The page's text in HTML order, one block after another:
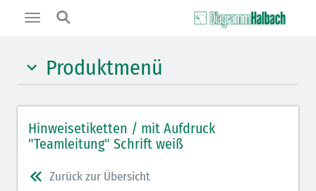
Toggle
Produktmenü
Schockraumetiketten 55 x 210 mm
Verfügbare Grundfarben
Wand-/Tischspender / Zubehör
Hinweisetiketten / mit Aufdruck
"Teamleitung" Schrift weiß
Zurück zur Übersicht